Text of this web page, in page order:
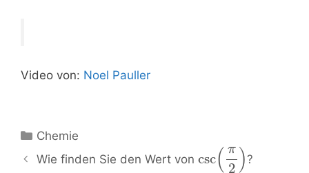
Video von: Noel Pauller
Kategorien
Chemie
Beitrags-
Wie finden Sie den Wert voncsc( π
2 )?